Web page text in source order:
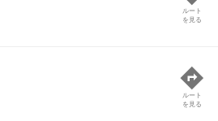
ルート
を見る
ルート
を見る